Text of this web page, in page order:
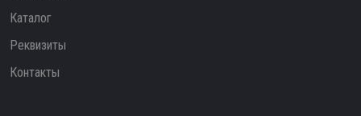
Каталог
Реквизиты
Контакты